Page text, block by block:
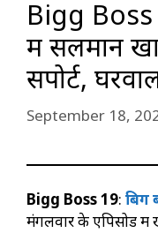
Bigg Boss
में सलमान
सपोर्ट,
September 18,
Bigg Boss 19: बिग
मंगलवार के एपिसोड में